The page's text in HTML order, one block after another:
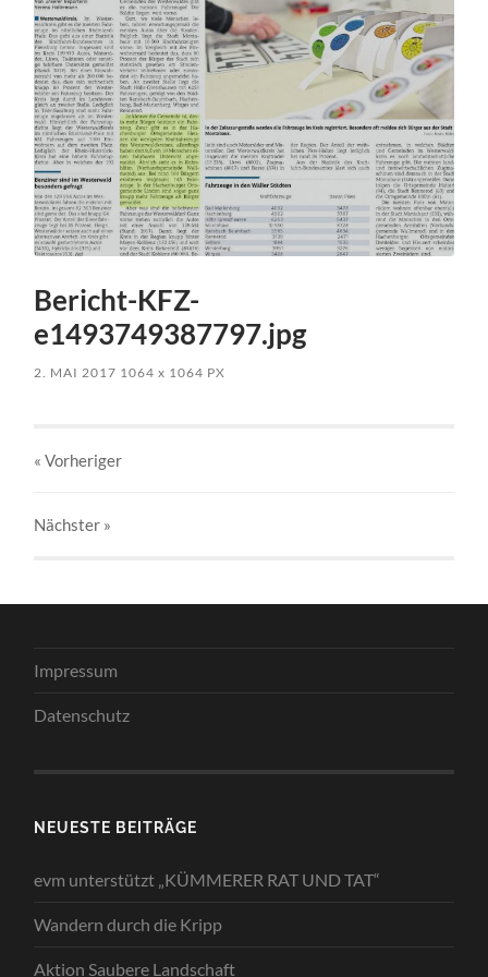
Bericht-KFZ-
e1493749387797.jpg
2. MAI 2017 1064x 1064 PX
« Vorheriger
Nächster »
Impressum
Datenschutz
NEUESTE BEITRÄGE
evm unterstützt „KÜMMERER RAT UND TAT“
Wandern durch die Kripp
Aktion Saubere Landschaft